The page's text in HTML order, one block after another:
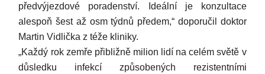
předvýjezdové poradenství. Ideální je konzultace
alespoň šest až osm týdnů předem,“ doporučil doktor
Martin Vidlička z téže kliniky.
„Každý rok zemře přibližně milion lidí na celém světě v
důsledku infekcí způsobených rezistentními